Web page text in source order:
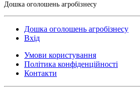
Дошка оголошень агробізнесу
Дошка оголошень агробізнесу
Вхід
Умови користування
Політика конфіденційності
Контакти